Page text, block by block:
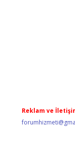
Reklam ve